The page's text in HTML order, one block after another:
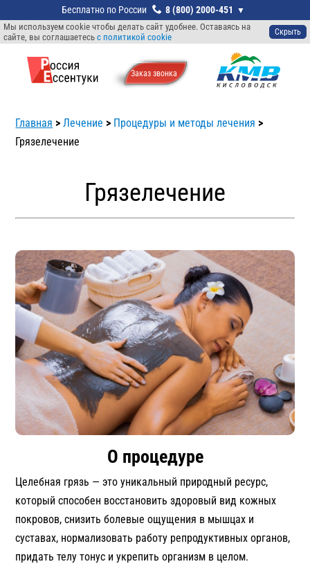
Мы используем cookie чтобы делать сайт удобнее. Оставаясь на
сайте, вы соглашаетесь с политикой cookie Скрыть
Заказ звонкa
8 (800) 2000-451
Главная >Лечение > Процедуры и методы лечения >
Грязелечение
Грязелечение
О процедуре
Целебная грязь — это уникальный природный ресурс,
который способен восстановить здоровый вид кожных
покровов, снизить болевые ощущения в мышцах и
суставах, нормализовать работу репродуктивных органов,
придать телу тонус и укрепить организм в целом.